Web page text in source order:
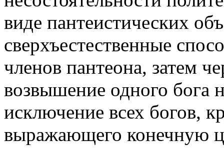
виде пантеистических
сверхъестественные
членов пантеона, затем
возвышение одного бога
исключение всех богов,
выражающего конечную